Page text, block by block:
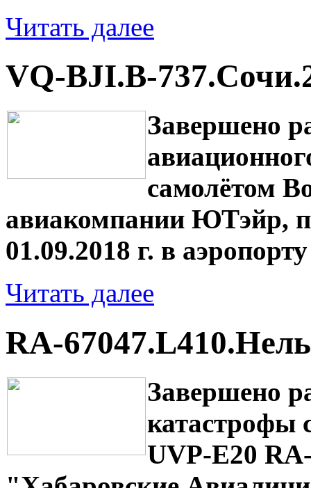
Читать далее
VQ-BJI.B-
Завершено
самолётом
авиакомпании ЮТэйр,
01.09.2018 г. в
Читать далее
RA-
Завершено
катастрофы
UVP-E20